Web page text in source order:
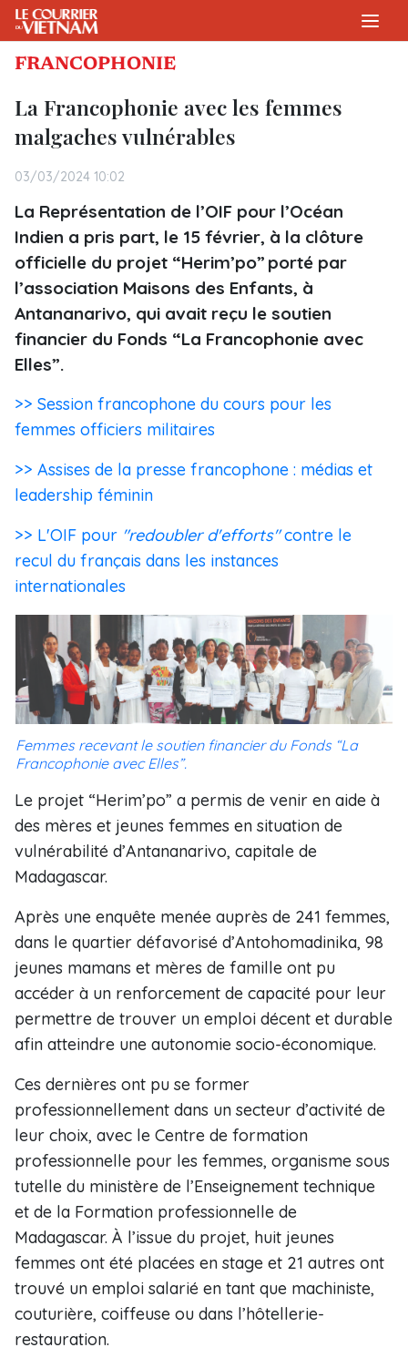
FRANCOPHONIE
La Francophonie avec les femmes
malgaches vulnérables
03/03/2024 10:02
La Représentation de l’OIF pour l’Océan
Indien a pris part, le 15 février, à la clôture
officielle du projet “Herim’po” porté par
l’association Maisons des Enfants, à
Antananarivo, qui avait reçu le soutien
financier du Fonds “La Francophonie avec
Elles”.
>> Session francophone du cours pour les
femmes officiers militaires
>> Assises de la presse francophone : médias et
leadership féminin
>> L'OIF pour "redoubler d'efforts"contre le
recul du français dans les instances
internationales
Femmes recevant le soutien financier du Fonds “La
Francophonie avec Elles”.
Le projet “Herim’po” a permis de venir en aide à
des mères et jeunes femmes en situation de
vulnérabilité d’Antananarivo, capitale de
Madagascar.
Après une enquête menée auprès de 241 femmes,
dans le quartier défavorisé d’Antohomadinika, 98
jeunes mamans et mères de famille ont pu
accéder à un renforcement de capacité pour leur
permettre de trouver un emploi décent et durable
afin atteindre une autonomie socio-économique.
Ces dernières ont pu se former
professionnellement dans un secteur d’activité de
leur choix, avec le Centre de formation
professionnelle pour les femmes, organisme sous
tutelle du ministère de l’Enseignement technique
et de la Formation professionnelle de
Madagascar. À l’issue du projet, huit jeunes
femmes ont été placées en stage et 21 autres ont
trouvé un emploi salarié en tant que machiniste,
couturière, coiffeuse ou dans l’hôtellerie-
restauration.